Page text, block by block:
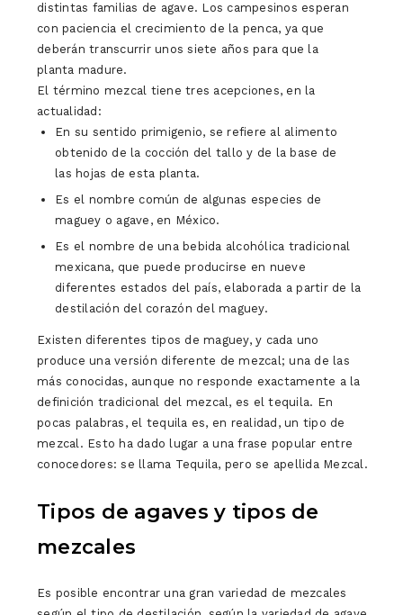
distintas familias de agave. Los campesinos esperan
con paciencia el crecimiento de la penca, ya que
deberán transcurrir unos siete años para que la
planta madure.
El término mezcal tiene tres acepciones, en la
actualidad:
En su sentido primigenio, se refiere al alimento
obtenido de la cocción del tallo y de la base de
las hojas de esta planta.
Es el nombre común de algunas especies de
maguey o agave, en México.
Es el nombre de una bebida alcohólica tradicional
mexicana, que puede producirse en nueve
diferentes estados del país, elaborada a partir de la
destilación del corazón del maguey.
Existen diferentes tipos de maguey, y cada uno
produce una versión diferente de mezcal; una de las
más conocidas, aunque no responde exactamente a la
definición tradicional del mezcal, es el tequila. En
pocas palabras, el tequila es, en realidad, un tipo de
mezcal. Esto ha dado lugar a una frase popular entre
conocedores: se llama Tequila, pero se apellida Mezcal.
Tipos de agaves y tipos de
mezcales
Es posible encontrar una gran variedad de mezcales